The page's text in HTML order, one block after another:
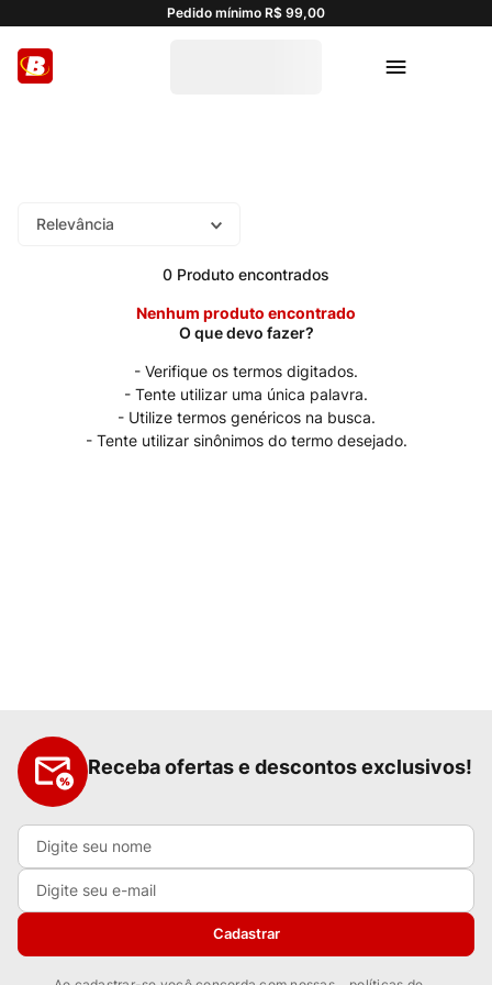
Pedido mínimo R$ 99,00
Relevância
0 Produto
Nenhum produto encontrado
Verifique os termos digitados.
Tente utilizar uma única palavra.
Utilize termos genéricos na busca.
Tente utilizar sinônimos do termo desejado.
Receba ofertas e descontos exclusivos!
Cadastrar